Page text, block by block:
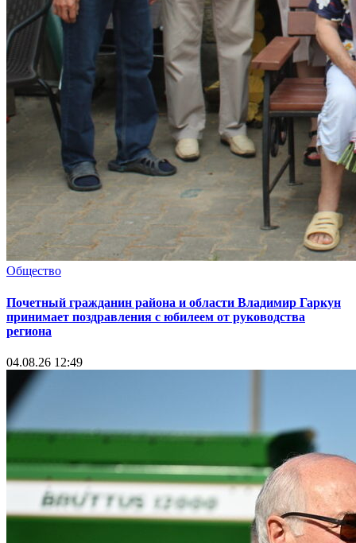
Общество
Почетный гражданин района и области Владимир Гаркун
принимает поздравления с юбилеем от руководства
региона
04.08.26 12:49